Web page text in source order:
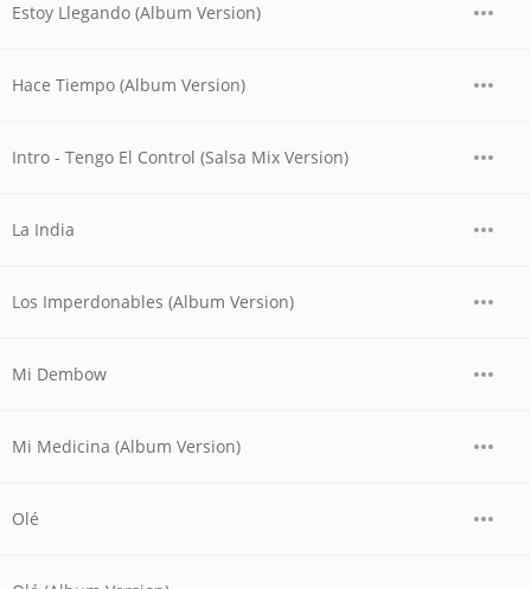
Estoy Llegando (Album Version)
Hace Tiempo (Album Version)
Intro - Tengo El Control (Salsa Mix Version)
La India
Los Imperdonables (Album Version)
Mi Dembow
Mi Medicina (Album Version)
Olé